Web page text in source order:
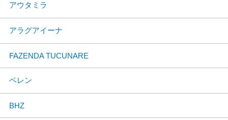
アウタミラ
アラグアイーナ
FAZENDA TUCUNARE
ベレン
BHZ